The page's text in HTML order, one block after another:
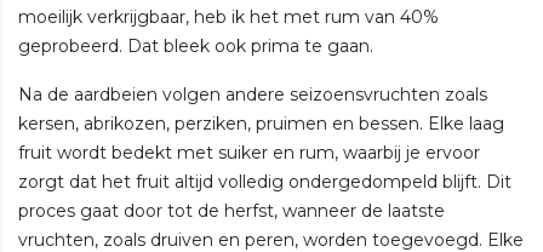
moeilijk verkrijgbaar, heb ik het met rum van 40%
geprobeerd. Dat bleek ook prima te gaan.
Na de aardbeien volgen andere seizoensvruchten zoals
kersen, abrikozen, perziken, pruimen en bessen. Elke laag
fruit wordt bedekt met suiker en rum, waarbij je ervoor
zorgt dat het fruit altijd volledig ondergedompeld blijft. Dit
proces gaat door tot de herfst, wanneer de laatste
vruchten, zoals druiven en peren, worden toegevoegd. Elke